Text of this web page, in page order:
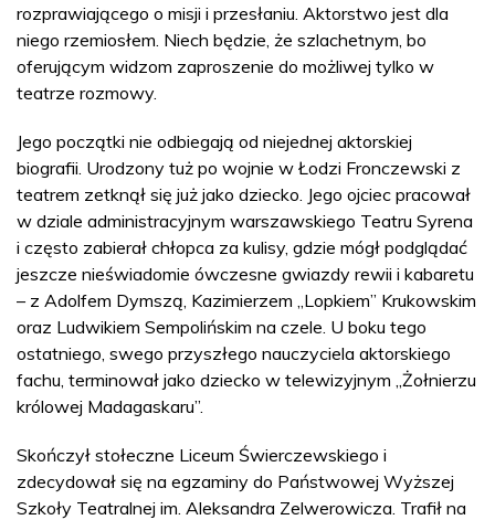
rozprawiającego o misji i przesłaniu. Aktorstwo jest dla
niego rzemiosłem. Niech będzie, że szlachetnym, bo
oferującym widzom zaproszenie do możliwej tylko w
teatrze rozmowy.
Jego początki nie odbiegają od niejednej aktorskiej
biografii. Urodzony tuż po wojnie w Łodzi Fronczewski z
teatrem zetknął się już jako dziecko. Jego ojciec pracował
w dziale administracyjnym warszawskiego Teatru Syrena
i często zabierał chłopca za kulisy, gdzie mógł podglądać
jeszcze nieświadomie ówczesne gwiazdy rewii i kabaretu
– z Adolfem Dymszą, Kazimierzem „Lopkiem” Krukowskim
oraz Ludwikiem Sempolińskim na czele. U boku tego
ostatniego, swego przyszłego nauczyciela aktorskiego
fachu, terminował jako dziecko w telewizyjnym „Żołnierzu
królowej Madagaskaru”.
Skończył stołeczne Liceum Świerczewskiego i
zdecydował się na egzaminy do Państwowej Wyższej
Szkoły Teatralnej im. Aleksandra Zelwerowicza. Trafił na